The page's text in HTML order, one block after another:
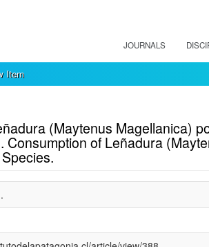
JOURNALS
Item
(Maytenus Magellanica)
Consumption of Leñadura